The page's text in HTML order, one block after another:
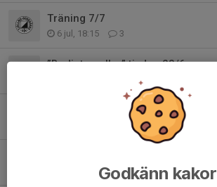
Träning 7/7
6 jul, 18:15 3
”Badintervaller” tisdag 23/6
Sommaravslutning 9/6
13 maj, 17:46 0
Godkänn kakor